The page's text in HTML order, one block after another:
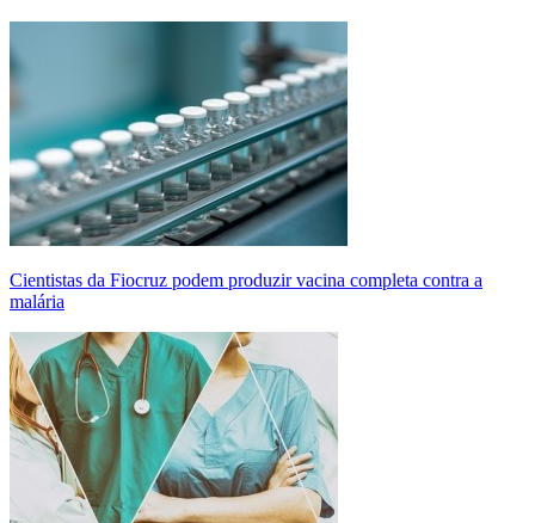
Cientistas da Fiocruz podem produzir vacina completa contra a
malária